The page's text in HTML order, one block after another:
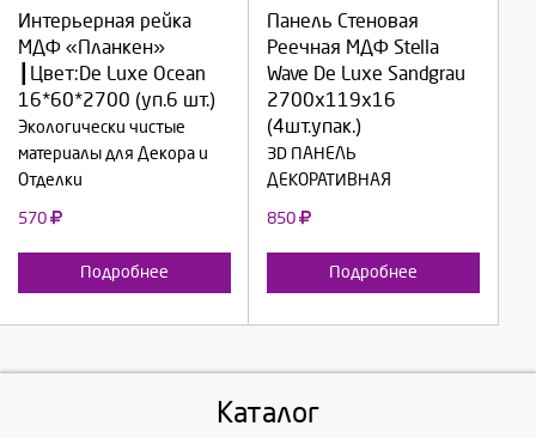
Интерьерная рейка
МДФ «Планкен»
┃Цвет:De Luxe Ocean
16*60*2700 (уп.6 шт.)
Экологически чистые
материалы для Декора и
Отделки
570
Подробнее
Продолжить
Отмена
Панель Стеновая
Реечная МДФ Stella
Wave De Luxe Sandgrau
2700x119x16
(4шт.упак.)
3D ПАНЕЛЬ
ДЕКОРАТИВНАЯ
850
Подробнее
Продолжить
Отмена
Каталог